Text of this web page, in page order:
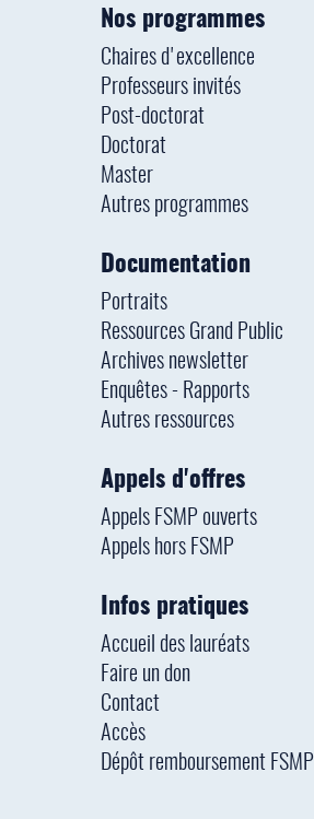
Nos programmes
Chaires d'excellence
Professeurs invités
Post-doctorat
Doctorat
Master
Autres programmes
Documentation
Portraits
Ressources Grand Public
Archives newsletter
Enquêtes - Rapports
Autres ressources
Appels d'offres
Appels FSMP ouverts
Appels hors FSMP
Infos pratiques
Accueil des lauréats
Faire un don
Contact
Accès
Dépôt remboursement FSMP